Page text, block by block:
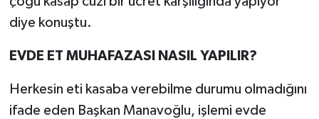
diye konuştu.
EVDE ET MUHAFAZASI NASIL YAPILIR?
Herkesin eti kasaba verebilme durumu olmadığını
ifade eden Başkan Manavoğlu, işlemi evde